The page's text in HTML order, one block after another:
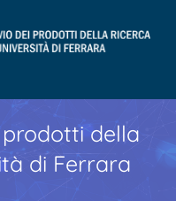
della
di Ferrara